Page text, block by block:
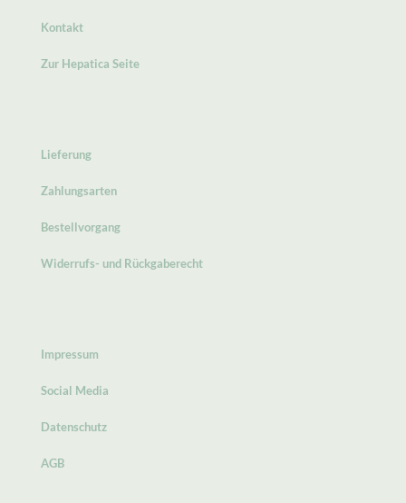
Kontakt
Zur Hepatica Seite
Lieferung
Zahlungsarten
Bestellvorgang
Widerrufs- und Rückgaberecht
Impressum
Social Media
Datenschutz
AGB